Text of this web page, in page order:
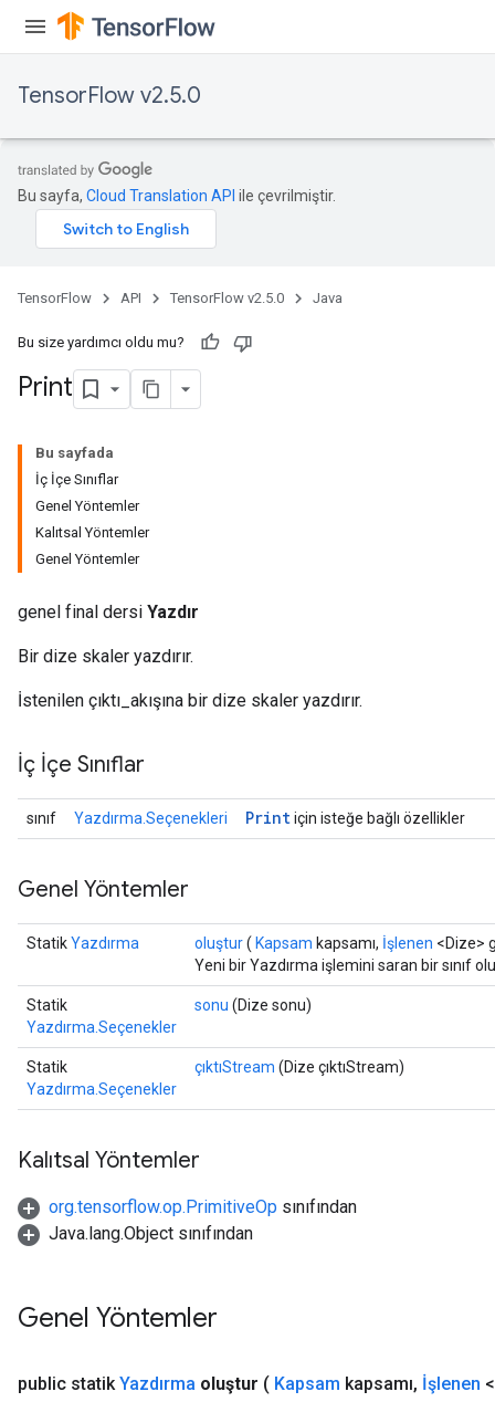
TensorFlow v2.5.0
Bu sayfa, Cloud Translation API ile çevrilmiştir.
TensorFlow API TensorFlow v2.5.0 Java
Bu size yardımcı oldu mu?
Print
Bu sayfada
İç İçe Sınıflar
Genel Yöntemler
Kalıtsal Yöntemler
Genel Yöntemler
genel final dersi Yazdır
Bir dize skaler yazdırır.
İstenilen çıktı_akışına bir dize skaler yazdırır.
İç İçe Sınıflar
sınıf Yazdırma.Seçenekleri Printiçin isteğe bağlı özellikler
Genel Yöntemler
StatikYazdırma oluştur( Kapsam kapsamı, İşlenen <Dize>
Yeni bir Yazdırma işlemini saran bir sınıf
Statik
Yazdırma.Seçenekler
sonu (Dize sonu)
Statik
Yazdırma.Seçenekler
çıktıStream (Dize çıktıStream)
Kalıtsal Yöntemler
org.tensorflow.op.PrimitiveOp sınıfından
Java.lang.Object sınıfından
Genel Yöntemler
public statikYazdırma oluştur ( Kapsam kapsamı, İşlenen